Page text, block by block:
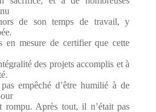
de son temps de travail, y
en mesure de certifier que cette
des projets accomplis et à
empêché d’être humilié à de
rompu. Après tout, il n’était pas